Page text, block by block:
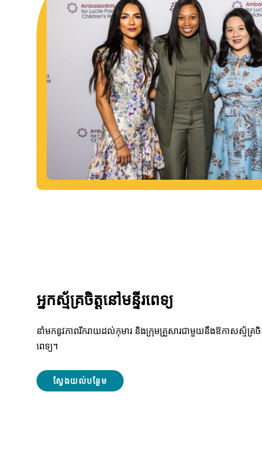
អ្នកស្ម័គ្រចិត្តនៅមន្ទីរពេទ្យ
នាំមកនូវភាពរីករាយដល់កុមារ និងក្រុមគ្រួសារជាមួយនឹងឱកាសស្ម័គ្រចិត្ត
ពេទ្យ។
ស្វែងយល់បន្ថែម